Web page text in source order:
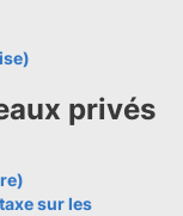
privés
sur les